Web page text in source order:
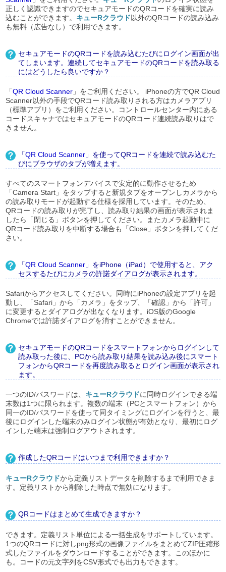
正しく認識できますのでセキュアモードのQRコードを確実に読み
込むことができます。 キューRクラウド以外のQRコードの読み込み
も無料（広告なし）で利用できます。
セキュアモードのQRコードを読み込むたびにログイン画面が出
てしまいます。連続してセキュアモードのQRコードを読み取る
にはどうしたら良いですか？
「QR Cloud Scanner 」をご利用ください。 iPhoneの方でQR Cloud
Scanner以外の手段でQRコード読み取りされる方はカメラアプリ
（標準アプリ）をご利用ください。コントロールセンター内にある
コードスキャナではセキュアモードのQRコード連続読み取りはで
きません。
「QR Cloud Scanner 」を使ってQRコードを連続で読み込むた
びにブラウザのタブが増えます。
すべてのスマートフォンデバイスで安定的に動作させるため
「Camera Start」をタップすると新規タブをオープンしカメラから
の読み取りモードが起動する仕様を採用しています。そのため、
QRコードの読み取りが完了し、読み取り結果の画面が表示されま
したら「閉じる」ボタンを押してください。またカメラ起動中に
QRコード読み取りを中断する場合も「Close」ボタンを押してくだ
さい。
「QR Cloud Scanner 」をiPhone（iPad）で使用すると、アク
セスするたびにカメラの許諾ダイアログが表示されます。
Safariからアクセスしてください。同時にiPhoneの設定アプリを起
動し、「Safari」から「カメラ」をタップ、「確認」から「許可」
に変更するとダイアログが出なくなります。iOS版のGoogle
Chromeでは許諾ダイアログを消すことができません。
セキュアモードのQRコードをスマートフォンからログインして
読み取った後に、PCから読み取り結果を読み込み後にスマート
フォンからQRコードを再度読み取るとログイン画面が表示され
ます。
一つのID/パスワードは、 キューRクラウドに同時ログインできる端
末数は1つに限られます。複数の端末（PCとスマートフォン）から
同一のID/パスワードを使って同タイミングにログインを行うと、最
後にログインした端末のみログイン状態が有効となり、最初にログ
インした端末は強制ログアウトされます。
作成したQRコードはいつまで利用できますか？
キューRクラウドから定義リストデータを削除するまで利用できま
す。定義リストから削除した時点で無効になります。
QRコードはまとめて生成できますか？
できます。定義リスト単位による一括生成をサポートしています。
1つのQRコードに対しpng形式の画像ファイルをまとめてZIP圧縮形
式したファイルをダウンロードすることができます。このほかに
も。コードの元文字列をCSV形式でも出力もできます。